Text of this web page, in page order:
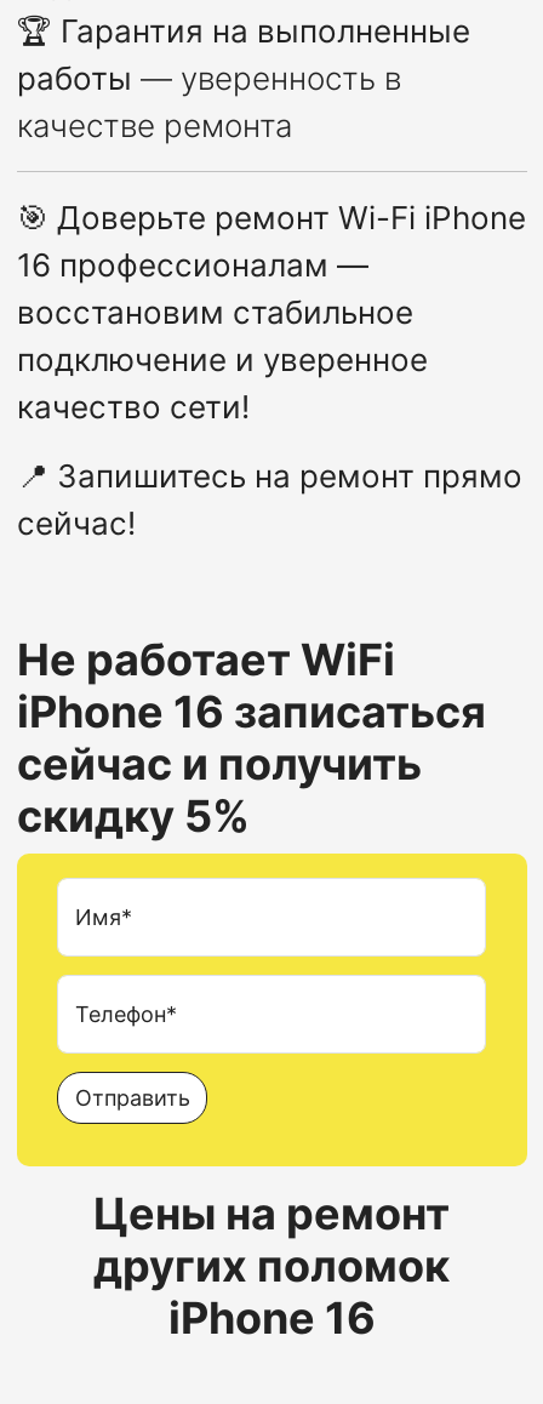
🏆 Гарантия на выполненные
работы — уверенность в
качестве ремонта
🎯 Доверьте ремонт Wi-Fi iPhone
16 профессионалам —
восстановим стабильное
подключение и уверенное
качество сети!
📍 Запишитесь на ремонт прямо
сейчас!
Не работает WiFi
iPhone 16 записаться
сейчас и получить
скидку 5%
Имя*
Телефон*
Отправить
Цены на ремонт
других поломок
iPhone 16